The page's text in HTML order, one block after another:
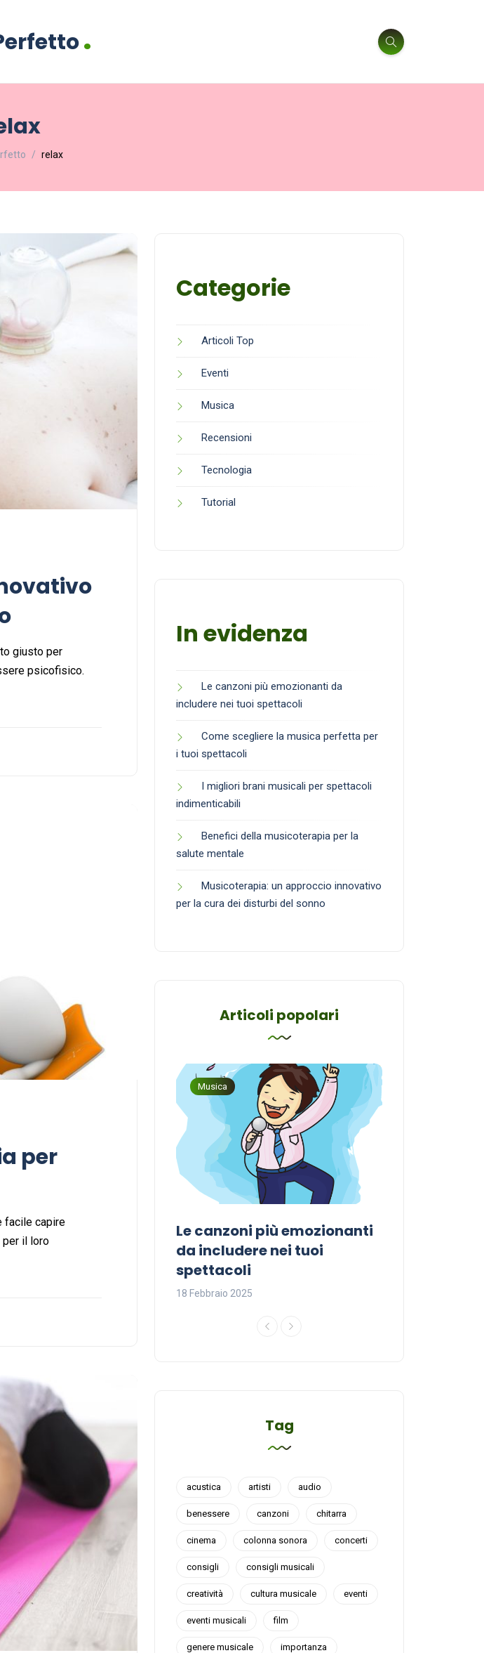
.
relax
giusto per
psicofisico.
per
facile capire
per il loro
Categorie
Articoli Top
Eventi
Musica
Recensioni
Tecnologia
Tutorial
In evidenza
Le canzoni più emozionanti da
includere nei tuoi spettacoli
Come scegliere la musica perfetta per
i tuoi spettacoli
I migliori brani musicali per spettacoli
indimenticabili
Benefici della musicoterapia per la
salute mentale
Musicoterapia: un approccio innovativo
per la cura dei disturbi del sonno
Articoli popolari
un
innovativo per la
Musica
Le canzoni più emozionanti
da includere nei tuoi
spettacoli
18 Febbraio 2025
Tag
acustica artisti audio
benessere canzoni chitarra
cinema colonna sonora concerti
consigli consigli musicali
creatività cultura musicale eventi
eventi musicali film
genere musicale importanza